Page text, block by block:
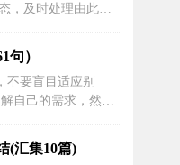
这些...
，及时处理由此引
gmp记录。二、保
各建筑物内的空气
区域的温度约百余
句）
不要盲目适应别
自己的需求，然后
，对自己说：晚
！3、宝妈，在励
(汇集10篇)